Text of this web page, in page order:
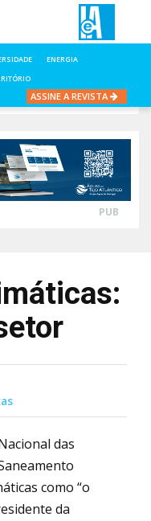
ENERGIA
ASSINE A REVISTA
CLIMÁTICAS: O DESAFIO DO SETOR
PUB
das
como “o
da